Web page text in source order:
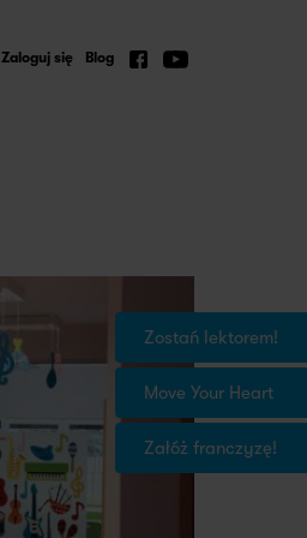
Zostań lektorem!
Move Your Heart
Załóż franczyzę!
Zaloguj się Blog